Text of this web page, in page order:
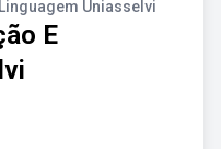
Uniasselvi
E